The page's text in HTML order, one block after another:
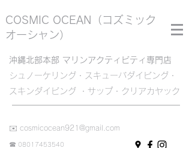
COSMIC OCEAN
（コズミック
オーシャン）
沖縄北部本部 マリンアクティビティ専門店
シュノーケリング・スキューバダイビング・
スキンダイビング ・サップ・クリアカヤック
✉️ cosmicocean921@gmail.com
☎︎ 08017453540